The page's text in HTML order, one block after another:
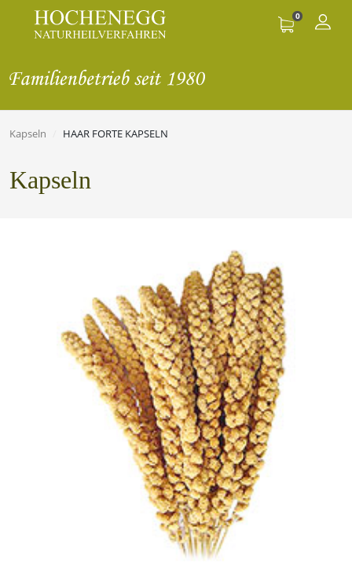
0
Kapseln HAAR FORTE KAPSELN
Kapseln